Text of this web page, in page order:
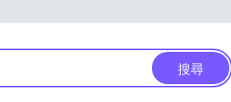
搜尋